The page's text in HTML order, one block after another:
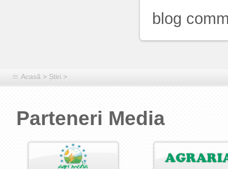
blog
Acasă > Știri >
Parteneri Media